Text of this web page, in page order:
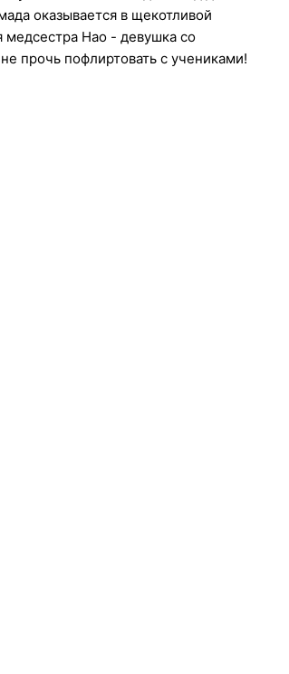
оказывается в щекотливой
медсестра Нао - девушка со
прочь пофлиртовать с учениками!